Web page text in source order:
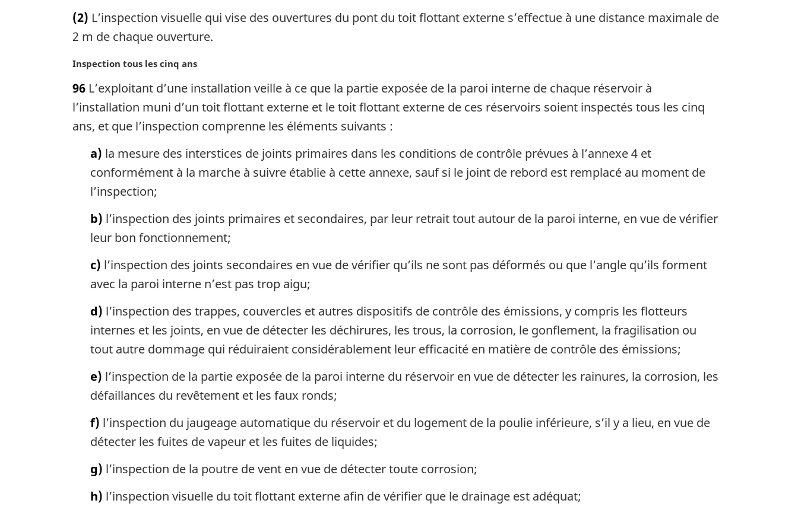
l
e
:
t
e
a
g
i
a
(2) L’inspection visuelle qui vise des ouvertures du pont du toit flottant externe s’effectue à une distance maximale de
2 m de chaque ouverture.
N
t
e
a
Inspection tous les cinq ans
96 L’exploitant d’une installation veille à ce que la partie exposée de la paroi interne de chaque réservoir à
l’installation muni d’un toit flottant externe et le toit flottant externe de ces réservoirs soient inspectés tous les cinq
ans, et que l’inspection comprenne les éléments suivants :
a) la mesure des interstices de joints primaires dans les conditions de contrôle prévues à l’annexe 4 et
conformément à la marche à suivre établie à cette annexe, sauf si le joint de rebord est remplacé au moment de
l’inspection;
b) l’inspection des joints primaires et secondaires, par leur retrait tout autour de la paroi interne, en vue de vérifier
leur bon fonctionnement;
c) l’inspection des joints secondaires en vue de vérifier qu’ils ne sont pas déformés ou que l’angle qu’ils forment
avec la paroi interne n’est pas trop aigu;
d) l’inspection des trappes, couvercles et autres dispositifs de contrôle des émissions, y compris les flotteurs
internes et les joints, en vue de détecter les déchirures, les trous, la corrosion, le gonflement, la fragilisation ou
tout autre dommage qui réduiraient considérablement leur efficacité en matière de contrôle des émissions;
e) l’inspection de la partie exposée de la paroi interne du réservoir en vue de détecter les rainures, la corrosion, les
défaillances du revêtement et les faux ronds;
f) l’inspection du jaugeage automatique du réservoir et du logement de la poulie inférieure, s’il y a lieu, en vue de
détecter les fuites de vapeur et les fuites de liquides;
g) l’inspection de la poutre de vent en vue de détecter toute corrosion;
h) l’inspection visuelle du toit flottant externe afin de vérifier que le drainage est adéquat;